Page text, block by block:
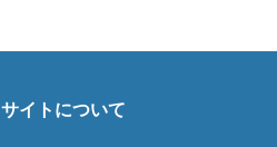
サイトについて